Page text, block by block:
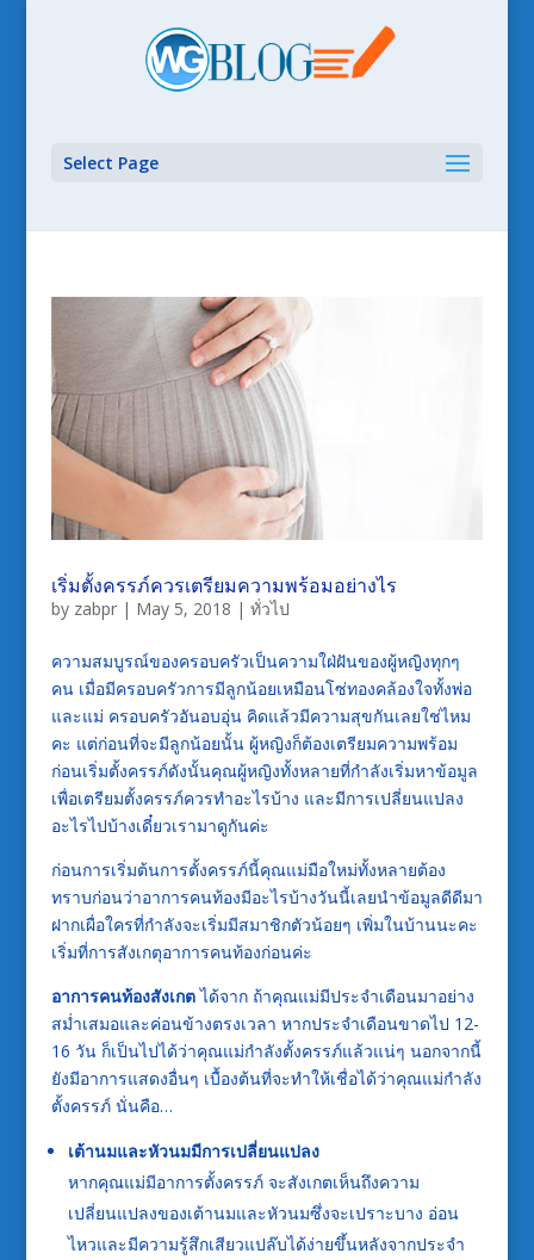
Select Page
เริ่มตั้งครรภ์ควรเตรียมความพร้อมอย่างไร
by zabpr| May 5, 2018 | ทั่วไป
ความสมบูรณ์ของครอบครัวเป็นความใฝ่ฝันของผู้หญิงทุกๆ
คน เมื่อมีครอบครัวการมีลูกน้อยเหมือนโซ่ทองคล้องใจทั้งพ่อ
และแม่ ครอบครัวอันอบอุ่น คิดแล้วมีความสุขกันเลยใช่ไหม
คะ แต่ก่อนที่จะมีลูกน้อยนั้น ผู้หญิงก็ต้องเตรียมความพร้อม
ก่อนเริ่มตั้งครรภ์ดังนั้นคุณผู้หญิงทั้งหลายที่กำลังเริ่มหาข้อมูล
เพื่อเตรียมตั้งครรภ์ควรทำอะไรบ้าง และมีการเปลี่ยนแปลง
อะไรไปบ้างเดี๋ยวเรามาดูกันค่ะ
ก่อนการเริ่มต้นการตั้งครรภ์นี้คุณแม่มือใหม่ทั้งหลายต้อง
ทราบก่อนว่าอาการคนท้องมีอะไรบ้างวันนี้เลยนำข้อมูลดีดีมา
ฝากเผื่อใครที่กำลังจะเริ่มมีสมาชิกตัวน้อยๆ เพิ่มในบ้านนะคะ
เริ่มที่การสังเกตุอาการคนท้องก่อนค่ะ
อาการคนท้องสังเกตได้จาก ถ้าคุณแม่มีประจำเดือนมาอย่าง
สม่ำเสมอและค่อนข้างตรงเวลา หากประจำเดือนขาดไป 12-
16 วัน ก็เป็นไปได้ว่าคุณแม่กำลังตั้งครรภ์แล้วแน่ๆ นอกจากนี้
ยังมีอาการแสดงอื่นๆ เบื้องต้นที่จะทำให้เชื่อได้ว่าคุณแม่กำลัง
ตั้งครรภ์ นั่นคือ…
เต้านมและหัวนมมีการเปลี่ยนแปลง
หากคุณแม่มีอาการตั้งครรภ์ จะสังเกตเห็นถึงความ
เปลี่ยนแปลงของเต้านมและหัวนมซึ่งจะเปราะบาง อ่อน
ไหวและมีความรู้สึกเสียวแปล๊บได้ง่ายขึ้นหลังจากประจำ